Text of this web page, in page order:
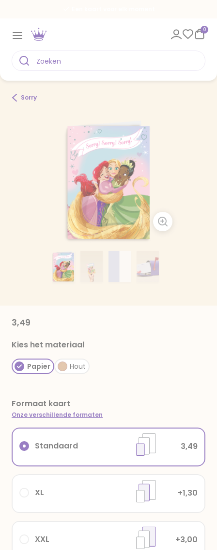
0
Sorry
3,49
Kies het materiaal
Papier Hout
Formaat kaart
Onze verschillende formaten
XXL +3,00
XL +1,30
Standaard 3,49